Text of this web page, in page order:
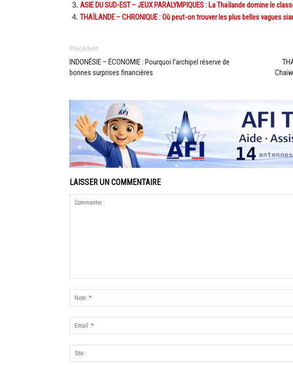
ASIE DU SUD-EST – JEUX PARALYMPIQUES : La Thaïlande domine le
THAÏLANDE – CHRONIQUE : Où peut-on trouver les plus belles vagues
Précédent
INDONÉSIE – ÉCONOMIE : Pourquoi l’archipel réserve de
bonnes surprises financières
LAISSER UN COMMENTAIRE